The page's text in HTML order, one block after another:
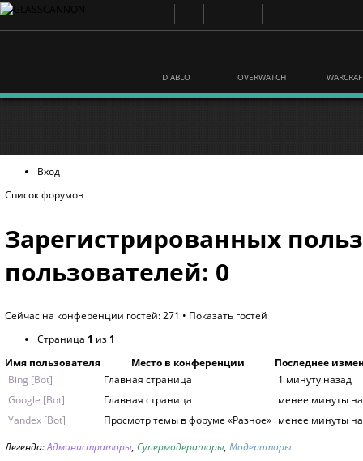
DIABLO OVERWATCH
Вход
Список форумов
Зарегистрированных
пользователей: 0
Сейчас на конференции гостей: 271 • Показать гостей
Страница 1 из 1
Имя пользователя
Место в конференции
Последнее
Bing [Bot]
Главная страница
1 минуту назад
Google [Bot]
Главная страница
менее минуты
Yandex [Bot]
Просмотр темы в форуме «Разное» менее минуты
Легенда:Администраторы, Супермодераторы, Модераторы